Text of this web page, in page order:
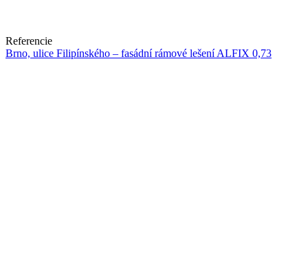
Referencie
Brno, ulice Filipínského – fasádní rámové lešení ALFIX 0,73